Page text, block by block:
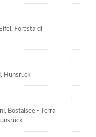
, Foresta di
, Hunsrück
, Bostalsee - Terra